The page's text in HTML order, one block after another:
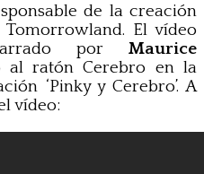
de la creación
El vídeo
por Maurice
al ratón Cerebro en la
‘Pinky y Cerebro’. A
vídeo: